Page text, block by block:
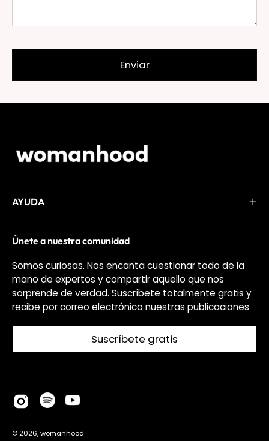
Enviar
AYUDA
Únete a nuestra comunidad
Somos curiosas. Nos encanta cuestionar todo de la
mano de expertos y compartir aquello que nos
sorprende de verdad. Suscríbete totalmente gratis y
recibe por correo electrónico nuestras publicaciones
Suscríbete gratis
© 2026,womanhood